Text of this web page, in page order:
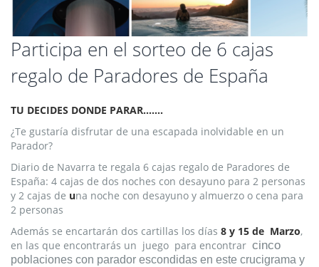
Participa en el sorteo de 6 cajas
regalo de Paradores de España
TU DECIDES DONDE PARAR…….
¿Te gustaría disfrutar de una escapada inolvidable en un
Parador?
Diario de Navarra te regala 6 cajas regalo de Paradores de
España: 4 cajas de dos noches con desayuno para 2 personas
y 2 cajas de una noche con desayuno y almuerzo o cena para
2 personas
Además se encartarán dos cartillas los días 8 y 15 de Marzo,
en las que encontrarás un juego para encontrar cinco
poblaciones con parador escondidas en este crucigrama y
Saltar
al
comienzo
de
galería
de
imágenes